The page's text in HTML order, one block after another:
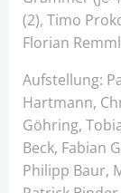
(2), Timo
Florian
Aufstellung:
Hartmann,
Göhring,
Beck, Fabian
Philipp Baur,